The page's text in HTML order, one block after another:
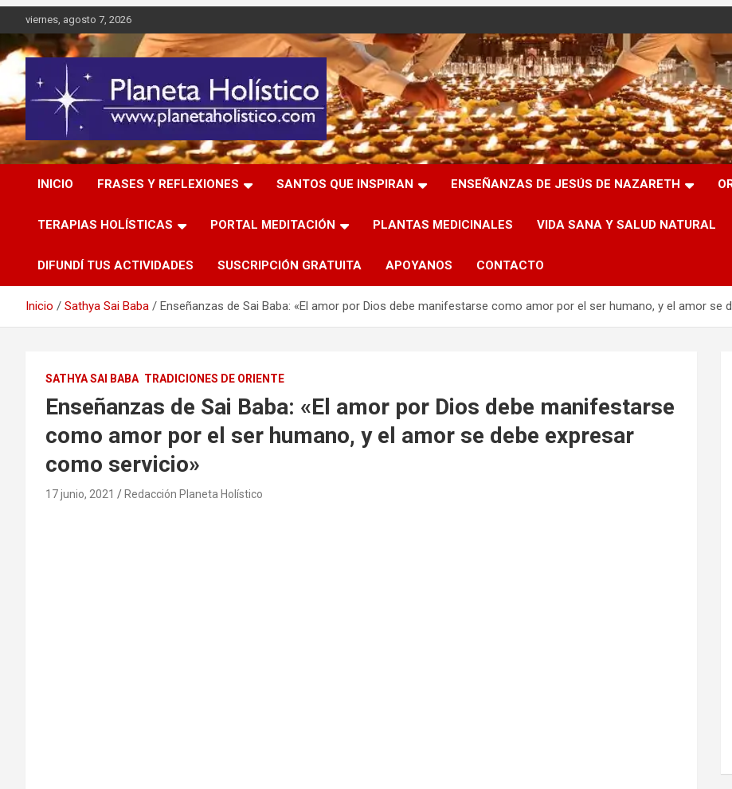
al
contenido
viernes, agosto 7, 2026
Planeta Holístico
Difusión de espiritualidad, terapias alternativas holísticas,
cursos, talleres y seminarios
INICIO
FRASES Y REFLEXIONES SANTOS QUE INSPIRAN ENSEÑANZAS DE JESÚS DE NAZARETH
TERAPIAS HOLÍSTICAS PORTAL MEDITACIÓN PLANTAS MEDICINALES VIDA SANA Y SALUD NATURAL
DIFUNDÍ TUS ACTIVIDADES SUSCRIPCIÓN GRATUITA APOYANOS CONTACTO
Inicio Sathya Sai Baba Enseñanzas de Sai Baba: «El amor por Dios debe manifestarse como amor por el ser humano, y el amor se
SATHYA SAI BABA TRADICIONES DE ORIENTE
Enseñanzas de Sai Baba: «El amor por Dios debe manifestarse
como amor por el ser humano, y el amor se debe expresar
como servicio»
17 junio, 2021 Redacción Planeta Holístico